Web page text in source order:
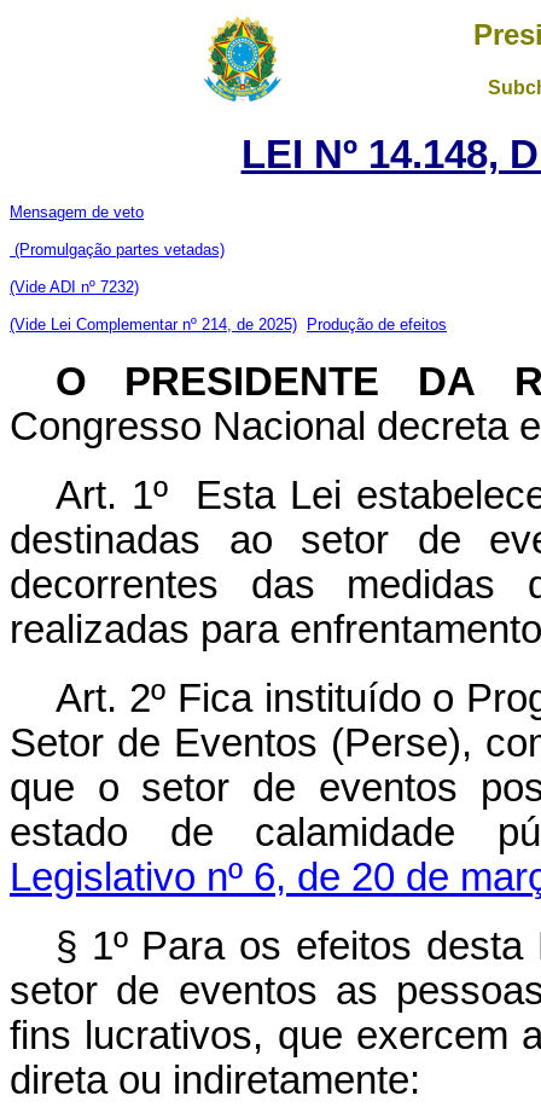
LEI Nº 14.148,
Mensagem de veto
(Promulgação partes vetadas)
(Vide ADI nº 7232)
(Vide Lei Complementar nº 214, de 2025) Produção de efeitos
O PRESIDENTE DA
Congresso Nacional decreta
Art. 1º Esta Lei
destinadas ao setor de
decorrentes das medidas
realizadas para
Art. 2º Fica instituído o
Setor de Eventos (Perse),
que o setor de eventos
estado de calamidade
Legislativo nº 6, de 20 de
§ 1º Para os efeitos
setor de eventos as
fins lucrativos, que exercem
direta ou indiretamente: